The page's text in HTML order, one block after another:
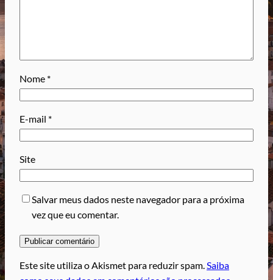
Nome *
E-mail *
Site
Salvar meus dados neste navegador para a próxima
vez que eu comentar.
Este site utiliza o Akismet para reduzir spam.Saiba